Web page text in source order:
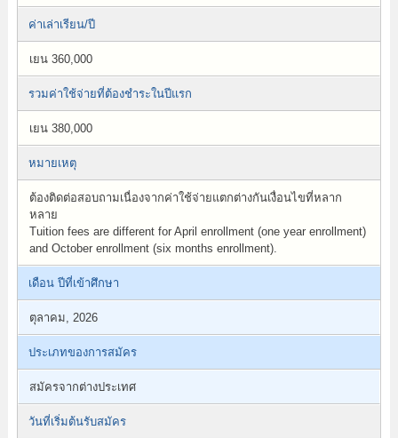
ค่าเล่าเรียน/ปี
เยน 360,000
รวมค่าใช้จ่ายที่ต้องชำระในปีแรก
เยน 380,000
หมายเหตุ
ต้องติดต่อสอบถามเนื่องจากค่าใช้จ่ายแตกต่างกันเงื่อนไขที่หลาก
หลาย
Tuition fees are different for April enrollment (one year enrollment)
and October enrollment (six months enrollment).
เดือน ปีที่เข้าศึกษา
ตุลาคม, 2026
ประเภทของการสมัคร
สมัครจากต่างประเทศ
วันที่เริ่มต้นรับสมัคร